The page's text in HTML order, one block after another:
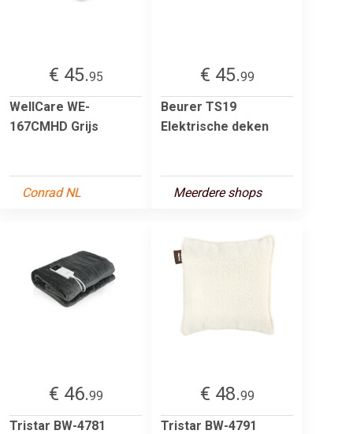
€ 45.95
WellCare WE-
167CMHD Grijs
Conrad NL
€ 45.99
Beurer TS19
Elektrische deken
Meerdere shops
€ 46.99
Tristar BW-4781
€ 48.99
Tristar BW-4791